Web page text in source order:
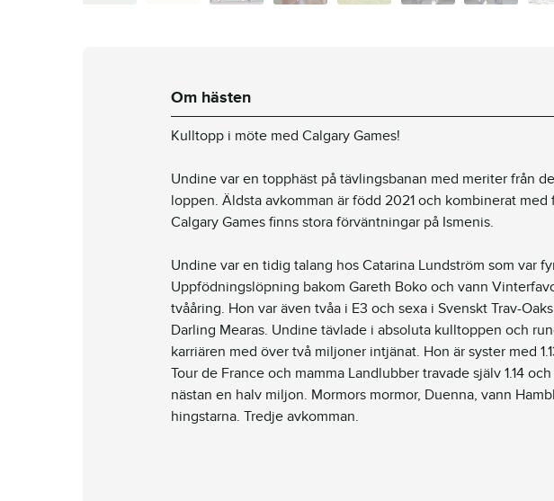
Om hästen
Kulltopp i möte med Calgary Games!
Undine var en topphäst på tävlingsbanan med meriter från
loppen. Äldsta avkomman är född 2021 och kombinerat
Calgary Games finns stora förväntningar på Ismenis.
Undine var en tidig talang hos Catarina Lundström som var
Uppfödningslöpning bakom Gareth Boko och vann
tvååring. Hon var även tvåa i E3 och sexa i Svenskt Trav-
Darling Mearas. Undine tävlade i absoluta kulltoppen och
karriären med över två miljoner intjänat. Hon är syster med
Tour de France och mamma Landlubber travade själv 1.14
nästan en halv miljon. Mormors mormor, Duenna, vann
hingstarna. Tredje avkomman.